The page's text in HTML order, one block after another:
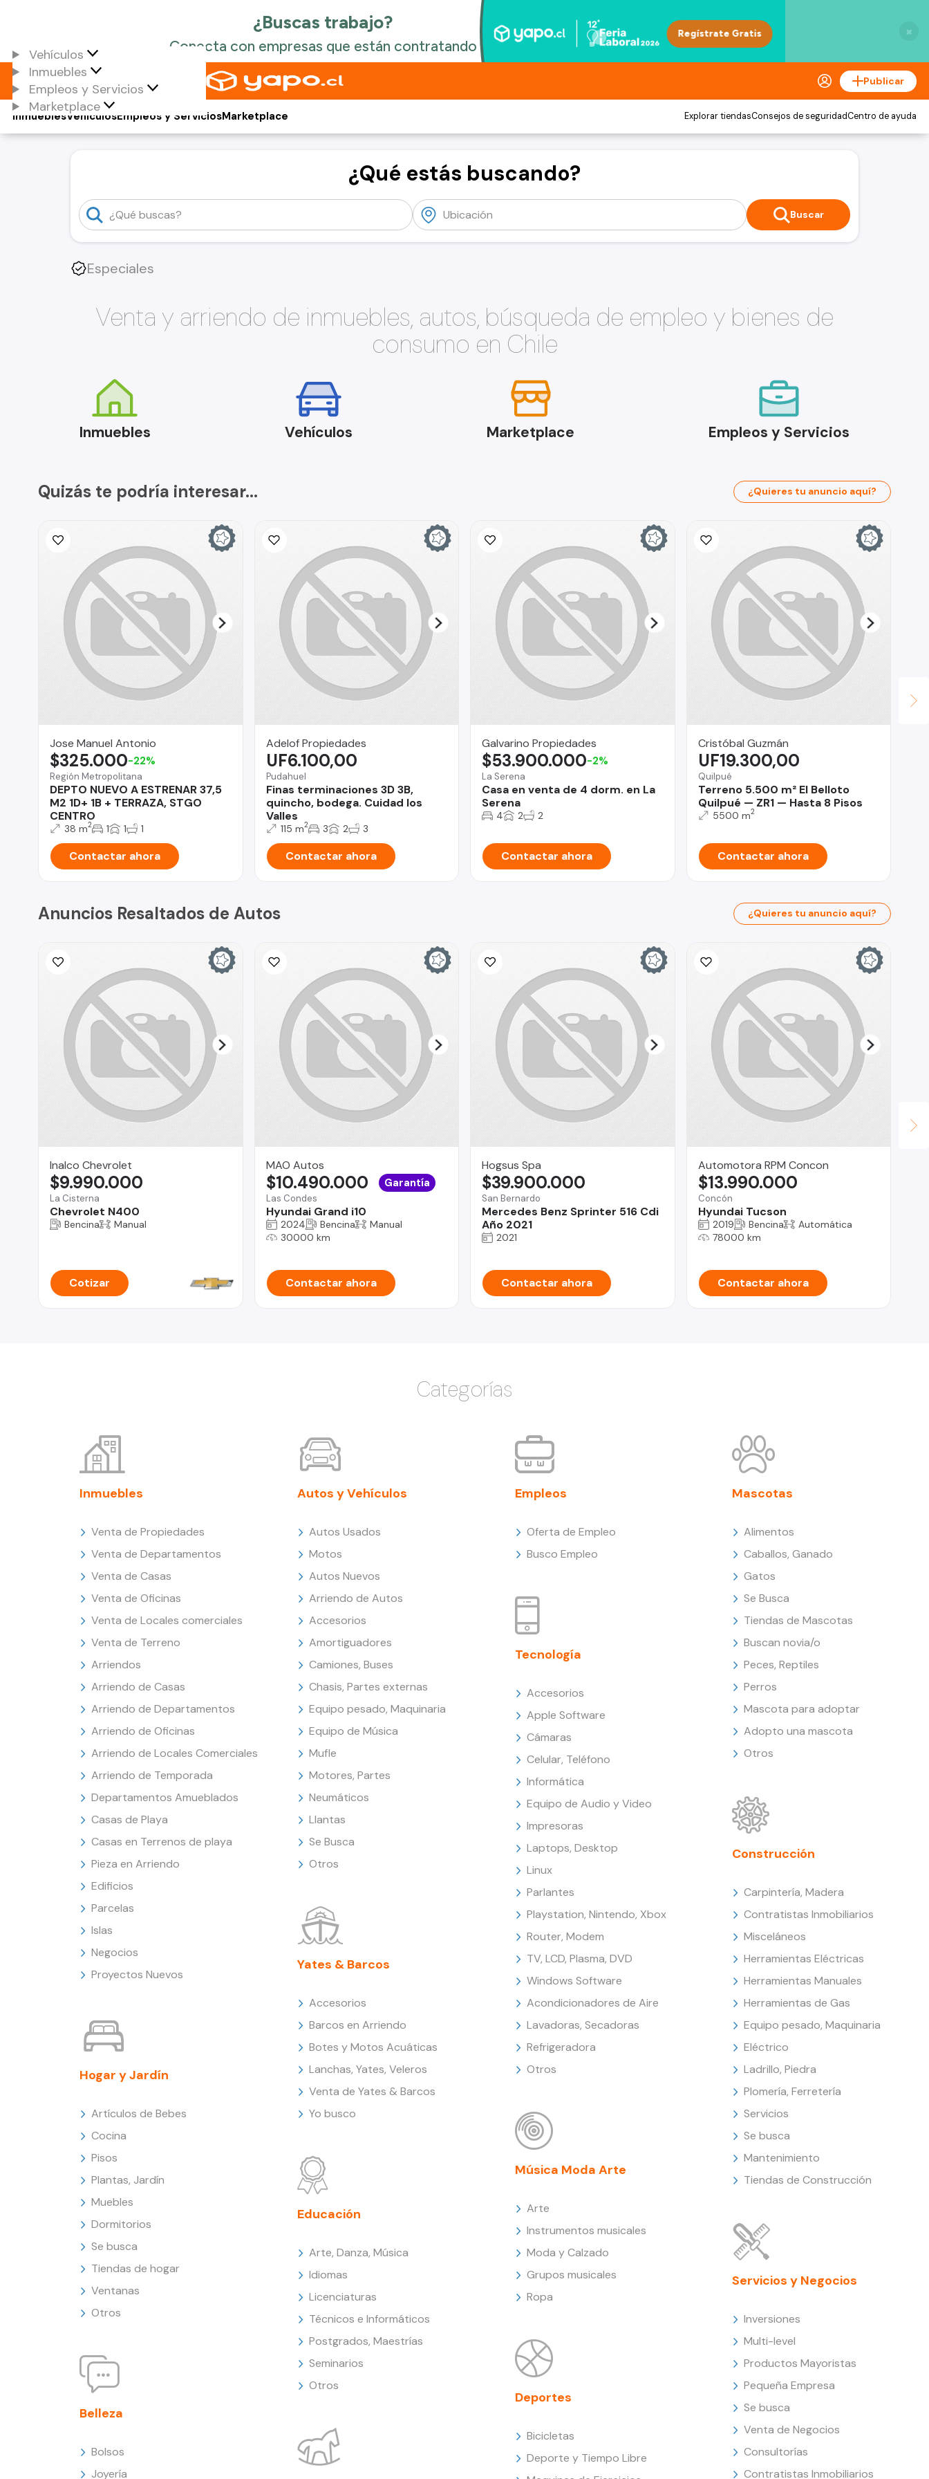
×
Vehículos
Inmuebles
Empleos y Servicios
Marketplace
Publicar
Vehículos
Inmuebles Empleos y ServiciosMarketplace Explorar tiendasConsejos de seguridadCentro de ayuda
¿Qué estás buscando?
Buscar
Especiales
Venta y arriendo de inmuebles, autos, búsqueda de empleo y bienes de
consumo en Chile
Inmuebles Vehículos Marketplace Empleos y Servicios
Quizás te podría interesar... ¿Quieres tu anuncio aquí?
Jose Manuel Antonio
Región Metropolitana
DEPTO NUEVO A ESTRENAR 37,5
M2 1D+ 1B + TERRAZA, STGO
CENTRO
$325.000-22%
38 m2 1 1 1
Contactar ahora
Adelof Propiedades
Pudahuel
Finas terminaciones 3D 3B,
quincho, bodega. Cuidad los
Valles
UF6.100,00
115 m2 3 2 3
Contactar ahora
Galvarino Propiedades
La Serena
Casa en venta de 4 dorm. en La
Serena
$53.900.000-2%
4 2 2
Contactar ahora
Cristóbal Guzmán
Quilpué
Terreno 5.500 m² El Belloto
Quilpué — ZR1 — Hasta 8 Pisos
UF19.300,00
5500 m2
Contactar ahora
Anuncios Resaltados de Autos ¿Quieres tu anuncio aquí?
Inalco Chevrolet
La Cisterna
Chevrolet N400
$9.990.000
Bencina Manual
Cotizar
MAO Autos
Las Condes
Hyundai Grand i10
$10.490.000 Garantía
2024 Bencina
Manual
30000 km
Contactar ahora
Hogsus Spa
San Bernardo
Mercedes Benz Sprinter 516 Cdi
Año 2021
$39.900.000
2021
Contactar ahora
Automotora RPM Concon
Concón
Hyundai Tucson
$13.990.000
2019 Bencina
Automática
78000 km
Contactar ahora
Categorías
Inmuebles
Venta de Propiedades
Venta de Departamentos
Venta de Casas
Venta de Oficinas
Venta de Locales comerciales
Venta de Terreno
Arriendos
Arriendo de Casas
Arriendo de Departamentos
Arriendo de Oficinas
Arriendo de Locales Comerciales
Arriendo de Temporada
Departamentos Amueblados
Casas de Playa
Casas en Terrenos de playa
Pieza en Arriendo
Edificios
Parcelas
Islas
Negocios
Proyectos Nuevos
Hogar y Jardín
Artículos de Bebes
Cocina
Pisos
Plantas, Jardín
Muebles
Dormitorios
Se busca
Tiendas de hogar
Ventanas
Otros
Belleza
Bolsos
Joyería
Autos y Vehículos
Autos Usados
Motos
Autos Nuevos
Arriendo de Autos
Accesorios
Amortiguadores
Camiones, Buses
Chasis, Partes externas
Equipo pesado, Maquinaria
Equipo de Música
Mufle
Motores, Partes
Neumáticos
Llantas
Se Busca
Otros
Yates & Barcos
Accesorios
Barcos en Arriendo
Botes y Motos Acuáticas
Lanchas, Yates, Veleros
Venta de Yates & Barcos
Yo busco
Educación
Arte, Danza, Música
Idiomas
Licenciaturas
Técnicos e Informáticos
Postgrados, Maestrías
Seminarios
Otros
Empleos
Oferta de Empleo
Busco Empleo
Tecnología
Accesorios
Apple Software
Cámaras
Celular, Teléfono
Informática
Equipo de Audio y Video
Impresoras
Laptops, Desktop
Linux
Parlantes
Playstation, Nintendo, Xbox
Router, Modem
TV, LCD, Plasma, DVD
Windows Software
Acondicionadores de Aire
Lavadoras, Secadoras
Refrigeradora
Otros
Música Moda Arte
Arte
Instrumentos musicales
Moda y Calzado
Grupos musicales
Ropa
Deportes
Bicicletas
Deporte y Tiempo Libre
Mascotas
Alimentos
Caballos, Ganado
Gatos
Se Busca
Tiendas de Mascotas
Buscan novia/o
Peces, Reptiles
Perros
Mascota para adoptar
Adopto una mascota
Otros
Construcción
Carpintería, Madera
Contratistas Inmobiliarios
Misceláneos
Herramientas Eléctricas
Herramientas Manuales
Herramientas de Gas
Equipo pesado, Maquinaria
Eléctrico
Ladrillo, Piedra
Plomería, Ferretería
Servicios
Se busca
Mantenimiento
Tiendas de Construcción
Servicios y Negocios
Inversiones
Multi-level
Productos Mayoristas
Pequeña Empresa
Se busca
Venta de Negocios
Consultorías
Contratistas Inmobiliarios